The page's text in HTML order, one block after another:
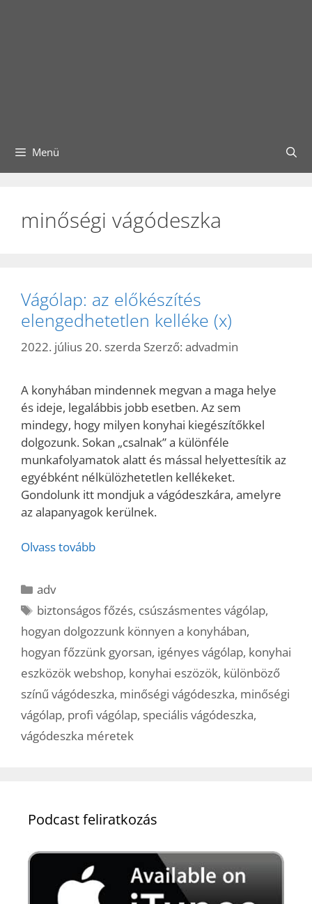
Menü
minőségi vágódeszka
Vágólap: az előkészítés
elengedhetetlen kelléke (x)
2022. július 20. szerda Szerző: advadmin
A konyhában mindennek megvan a maga helye
és ideje, legalábbis jobb esetben. Az sem
mindegy, hogy milyen konyhai kiegészítőkkel
dolgozunk. Sokan „csalnak” a különféle
munkafolyamatok alatt és mással helyettesítik az
egyébként nélkülözhetetlen kellékeket.
Gondolunk itt mondjuk a vágódeszkára, amelyre
az alapanyagok kerülnek.
Olvass tovább
Kategória
adv
Címkék
biztonságos főzés, csúszásmentes vágólap,
hogyan dolgozzunk könnyen a konyhában,
hogyan főzzünk gyorsan, igényes vágólap, konyhai
eszközök webshop, konyhai eszözök, különböző
színű vágódeszka, minőségi vágódeszka, minőségi
vágólap, profi vágólap, speciális vágódeszka,
vágódeszka méretek
Podcast feliratkozás